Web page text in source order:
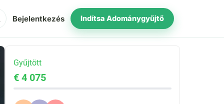
Bejelentkezés Indítsa Adománygyűjtő
Gyűjtött
€ 4 075